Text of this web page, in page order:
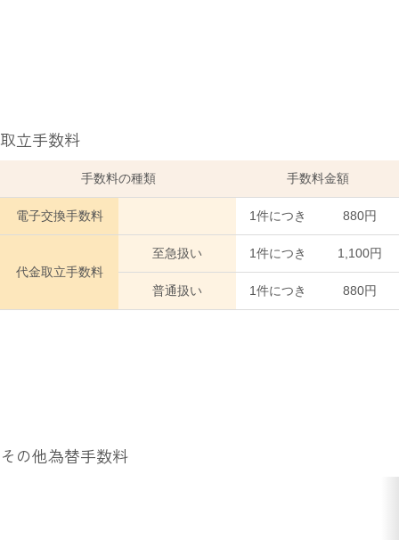
取立手数料
手数料の種類 手数料金額
電子交換手数料 1件につき 880円
代金取立手数料
至急扱い 1件につき 1,100円
普通扱い 1件につき 880円
その他為替手数料